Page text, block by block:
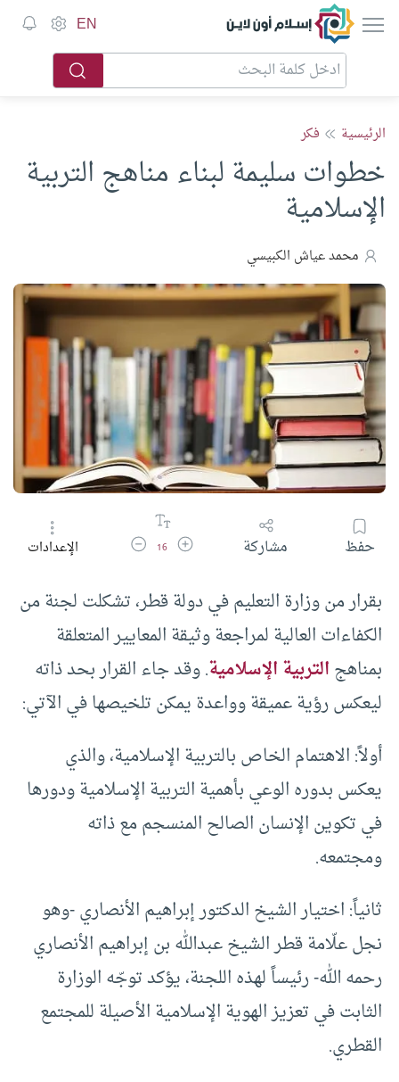
إسلام أون لاين EN
الرئيسية فكر
خطوات سليمة لبناء مناهج التربية
الإسلامية
محمد عياش الكبيسي
حفظ مشاركة زيادة حجم الخط
16 تقليل حجم الخطالإعدادات
بقرار من وزارة التعليم في دولة قطر، تشكلت لجنة من
الكفاءات العالية لمراجعة وثيقة المعايير المتعلقة
بمناهجالتربية الإسلامية. وقد جاء القرار بحد ذاته
ليعكس رؤية عميقة وواعدة يمكن تلخيصها في الآتي:
أولاً: الاهتمام الخاص بالتربية الإسلامية، والذي
يعكس بدوره الوعي بأهمية التربية الإسلامية ودورها
في تكوين الإنسان الصالح المنسجم مع ذاته
ومجتمعه.
ثانياً: اختيار الشيخ الدكتور إبراهيم الأنصاري -وهو
نجل علّامة قطر الشيخ عبدالله بن إبراهيم الأنصاري
رحمه الله- رئيساً لهذه اللجنة، يؤكد توجّه الوزارة
الثابت في تعزيز الهوية الإسلامية الأصيلة للمجتمع
القطري.